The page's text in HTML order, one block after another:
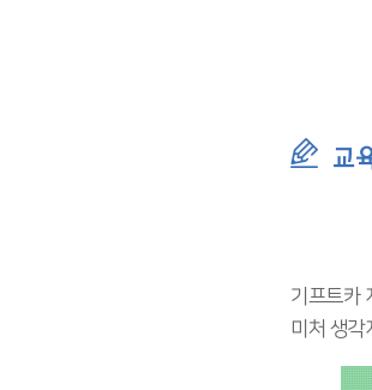
교
기프트카
미처 생각